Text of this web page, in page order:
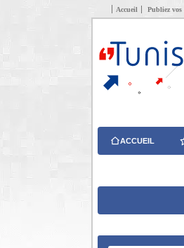
Accueil Publiez vos
ACCUEIL